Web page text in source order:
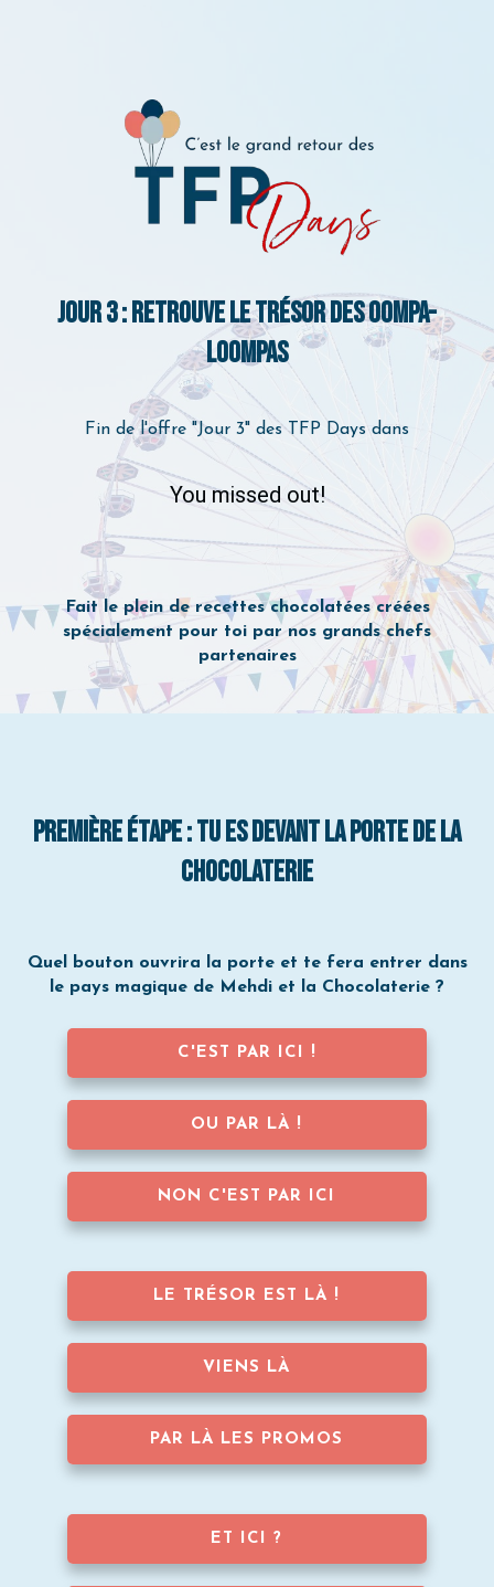
Jour 3 : Retrouve le trésor des oompa-
Loompas
Fin de l'offre "Jour 3" des TFP Days dans
You missed out!
Fait le plein de recettes chocolatées créées
spécialement pour toi par nos grands chefs
partenaires
PREMIÈRE ÉTAPE : TU ES DEVANT LA PORTE DE LA
CHOCOLATERIE
Quel bouton ouvrira la porte et te fera entrer dans
le pays magique de Mehdi et la Chocolaterie ?
C'EST PAR ICI !
OU PAR LÀ !
NON C'EST PAR ICI
LE TRÉSOR EST LÀ !
VIENS LÀ
PAR LÀ LES PROMOS
ET ICI ?